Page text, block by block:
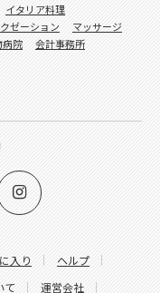
入り
ヘルプ
て 運営会社
イタリア料理
ゼーション
マッサージ
病院
会計事務所